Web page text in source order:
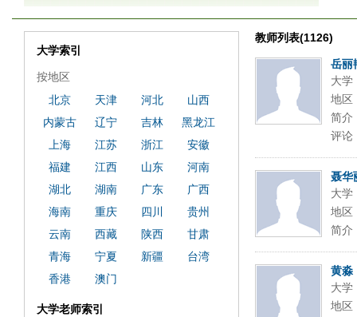
教师列表(1126)
岳丽
大学
地区
简介
评论
聂华
大学
地区
简介
黄淼
大学
地区
大学索引
按地区
北京
天津 河北
山西
内蒙古
辽宁 吉林
黑龙江
上海
江苏 浙江
安徽
福建
江西 山东
河南
湖北
湖南 广东
广西
海南
重庆 四川
贵州
云南
西藏 陕西
甘肃
青海
宁夏 新疆
台湾
香港
澳门
大学老师索引